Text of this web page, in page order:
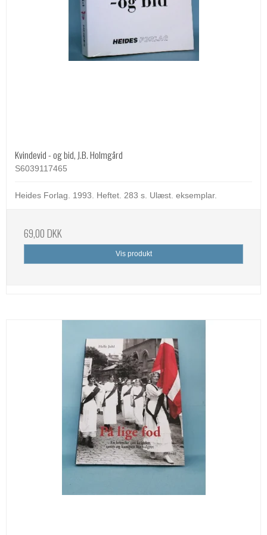
Kvindevid - og bid, J.B. Holmgård
S6039117465
Heides Forlag. 1993. Heftet. 283 s. Ulæst. eksemplar.
69,00 DKK
Vis produkt